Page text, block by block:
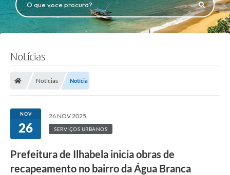
O que voce procura?
Notícias
Notícias Notícia
NOV
26
26 NOV 2025
SERVIÇOS URBANOS
Prefeitura de Ilhabela inicia obras de
recapeamento no bairro da Água Branca